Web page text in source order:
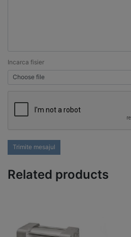
Incarca fisier
Choose file
Trimite mesajul
Related products